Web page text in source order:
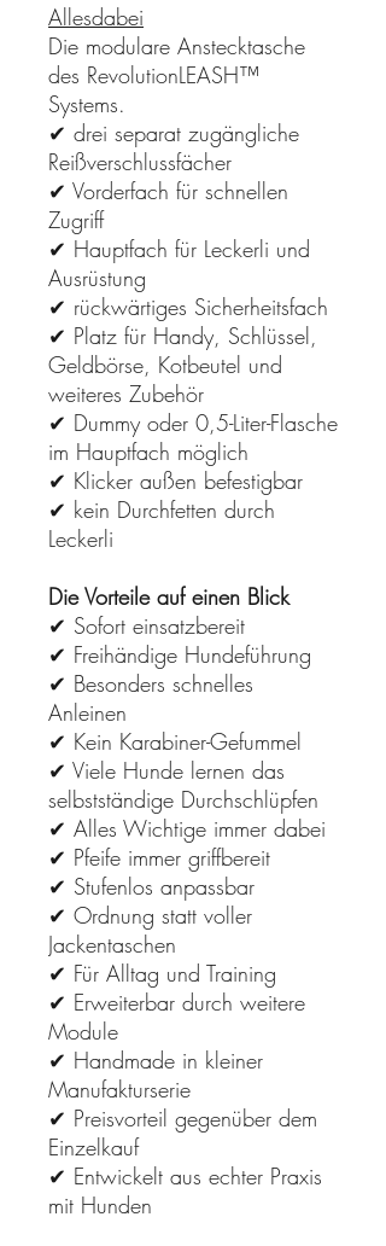
Allesdabei
Die modulare Anstecktasche
des RevolutionLEASH™
Systems.
✔ drei separat zugängliche
Reißverschlussfächer
✔ Vorderfach für schnellen
Zugriff
✔ Hauptfach für Leckerli und
Ausrüstung
✔ rückwärtiges Sicherheitsfach
✔ Platz für Handy, Schlüssel,
Geldbörse, Kotbeutel und
weiteres Zubehör
✔ Dummy oder 0,5-Liter-Flasche
im Hauptfach möglich
✔ Klicker außen befestigbar
✔ kein Durchfetten durch
Leckerli
Die Vorteile auf einen Blick
✔ Sofort einsatzbereit
✔ Freihändige Hundeführung
✔ Besonders schnelles
Anleinen
✔ Kein Karabiner-Gefummel
✔ Viele Hunde lernen das
selbstständige Durchschlüpfen
✔ Alles Wichtige immer dabei
✔ Pfeife immer griffbereit
✔ Stufenlos anpassbar
✔ Ordnung statt voller
Jackentaschen
✔ Für Alltag und Training
✔ Erweiterbar durch weitere
Module
✔ Handmade in kleiner
Manufakturserie
✔ Preisvorteil gegenüber dem
Einzelkauf
✔ Entwickelt aus echter Praxis
mit Hunden